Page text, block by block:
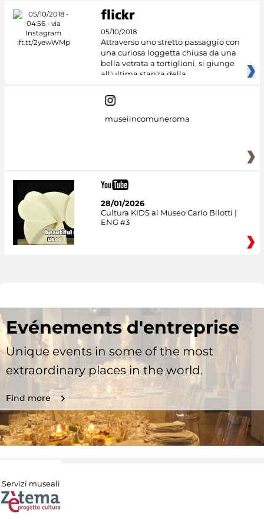
05/10/2018
Attraverso uno stretto passaggio con
una curiosa loggetta chiusa da una
bella vetrata a tortiglioni, si giunge
all'ultima stanza della
museiincomuneroma
28/01/2026
Cultura KIDS al Museo Carlo Bilotti |
ENG #3
Evénements d'entreprise
Unique events in some of the most
extraordinary places in the world.
Find more
Servizi museali